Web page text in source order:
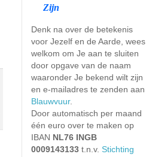
Zijn
Denk na over de betekenis
voor Jezelf en de Aarde, wees
welkom om Je aan te sluiten
door opgave van de naam
waaronder Je bekend wilt zijn
en e-mailadres te zenden aan
Blauwvuur.
Door automatisch per maand
één euro over te maken op
IBAN NL76 INGB
0009143133t.n.v. Stichting